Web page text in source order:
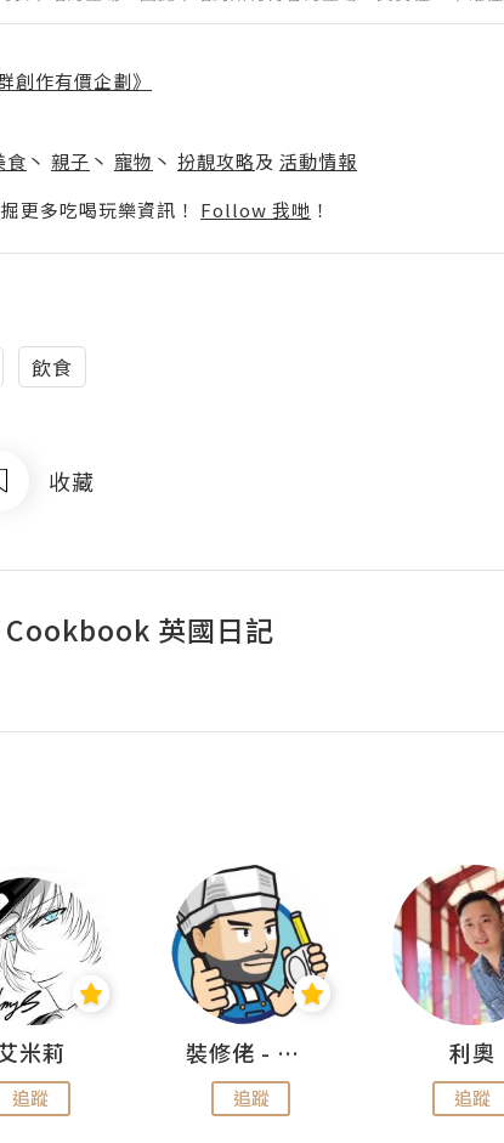
創作有價企劃》
食 丶 親子 丶 寵物 丶 扮靚攻略及 活動情報
更多吃喝玩樂資訊！ Follow 我哋 ！
飲食
收藏
英國日記
米莉
追蹤
裝修佬 - 香港一站式網上裝修平台
追蹤
利奧
追蹤